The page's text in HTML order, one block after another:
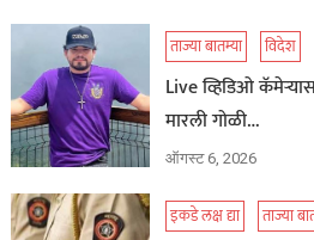
ताज्या बातम्या विदेश
Live व्हिडिओ
मारली गोळी…
ऑगस्ट 6, 2026
इकडे लक्ष द्या ताज्या